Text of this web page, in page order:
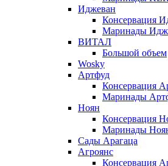
Иджеван
Консервация
Маринады
ВИТАЛ
Большой объем
Wosky
Артфуд
Консервация
Маринады
Ноян
Консервация
Маринады
Сады Арагаца
Агроянс
Консервация